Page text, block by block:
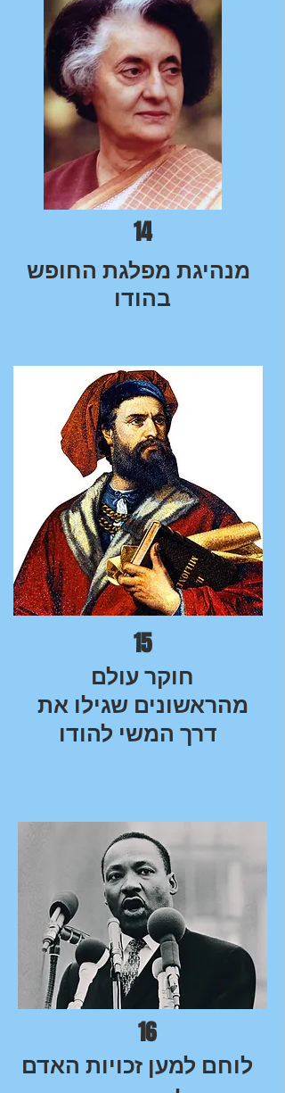
מנהיגת מפלגת החופש
14
בהודו
15
חוקר עולם
מהראשונים שגילו את
דרך המשי להודו
לוחם למען זכויות האדם
16